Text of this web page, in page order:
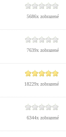
5686x zobrazené
7639x zobrazené
18229x zobrazené
6344x zobrazené